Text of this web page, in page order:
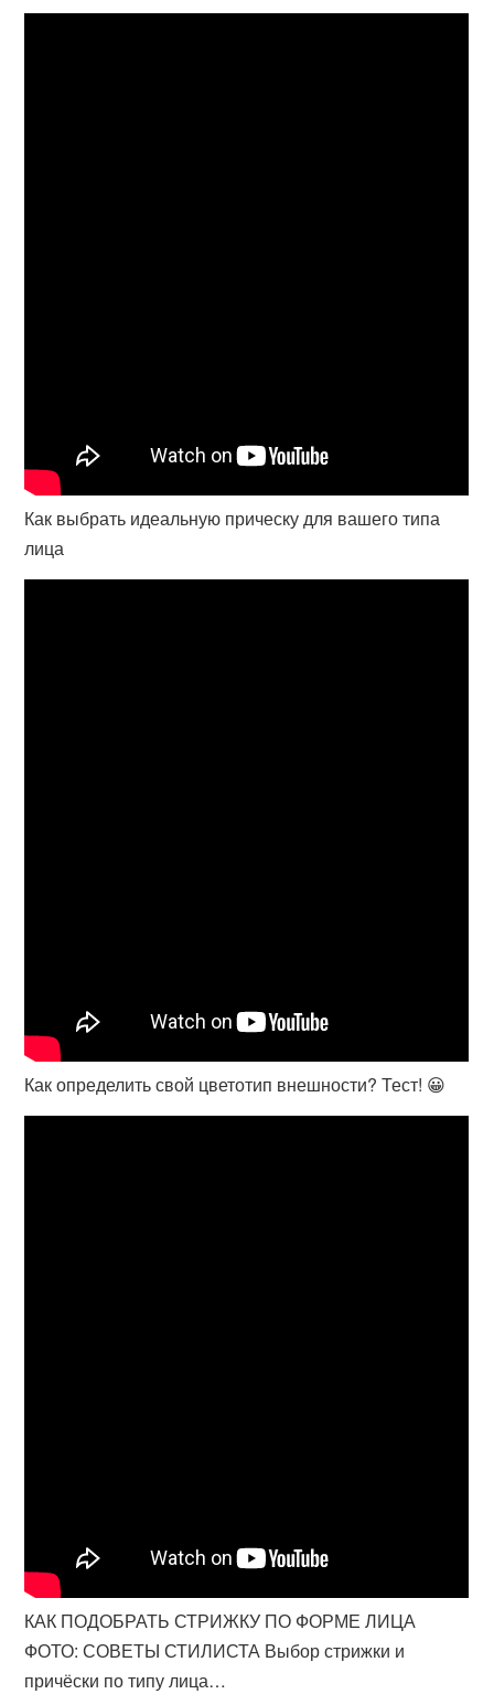
Как выбрать идеальную прическу для вашего типа
лица
Как определить свой цветотип внешности? Тест! 😀
КАК ПОДОБРАТЬ СТРИЖКУ ПО ФОРМЕ ЛИЦА
ФОТО: СОВЕТЫ СТИЛИСТА Выбор стрижки и
причёски по типу лица…